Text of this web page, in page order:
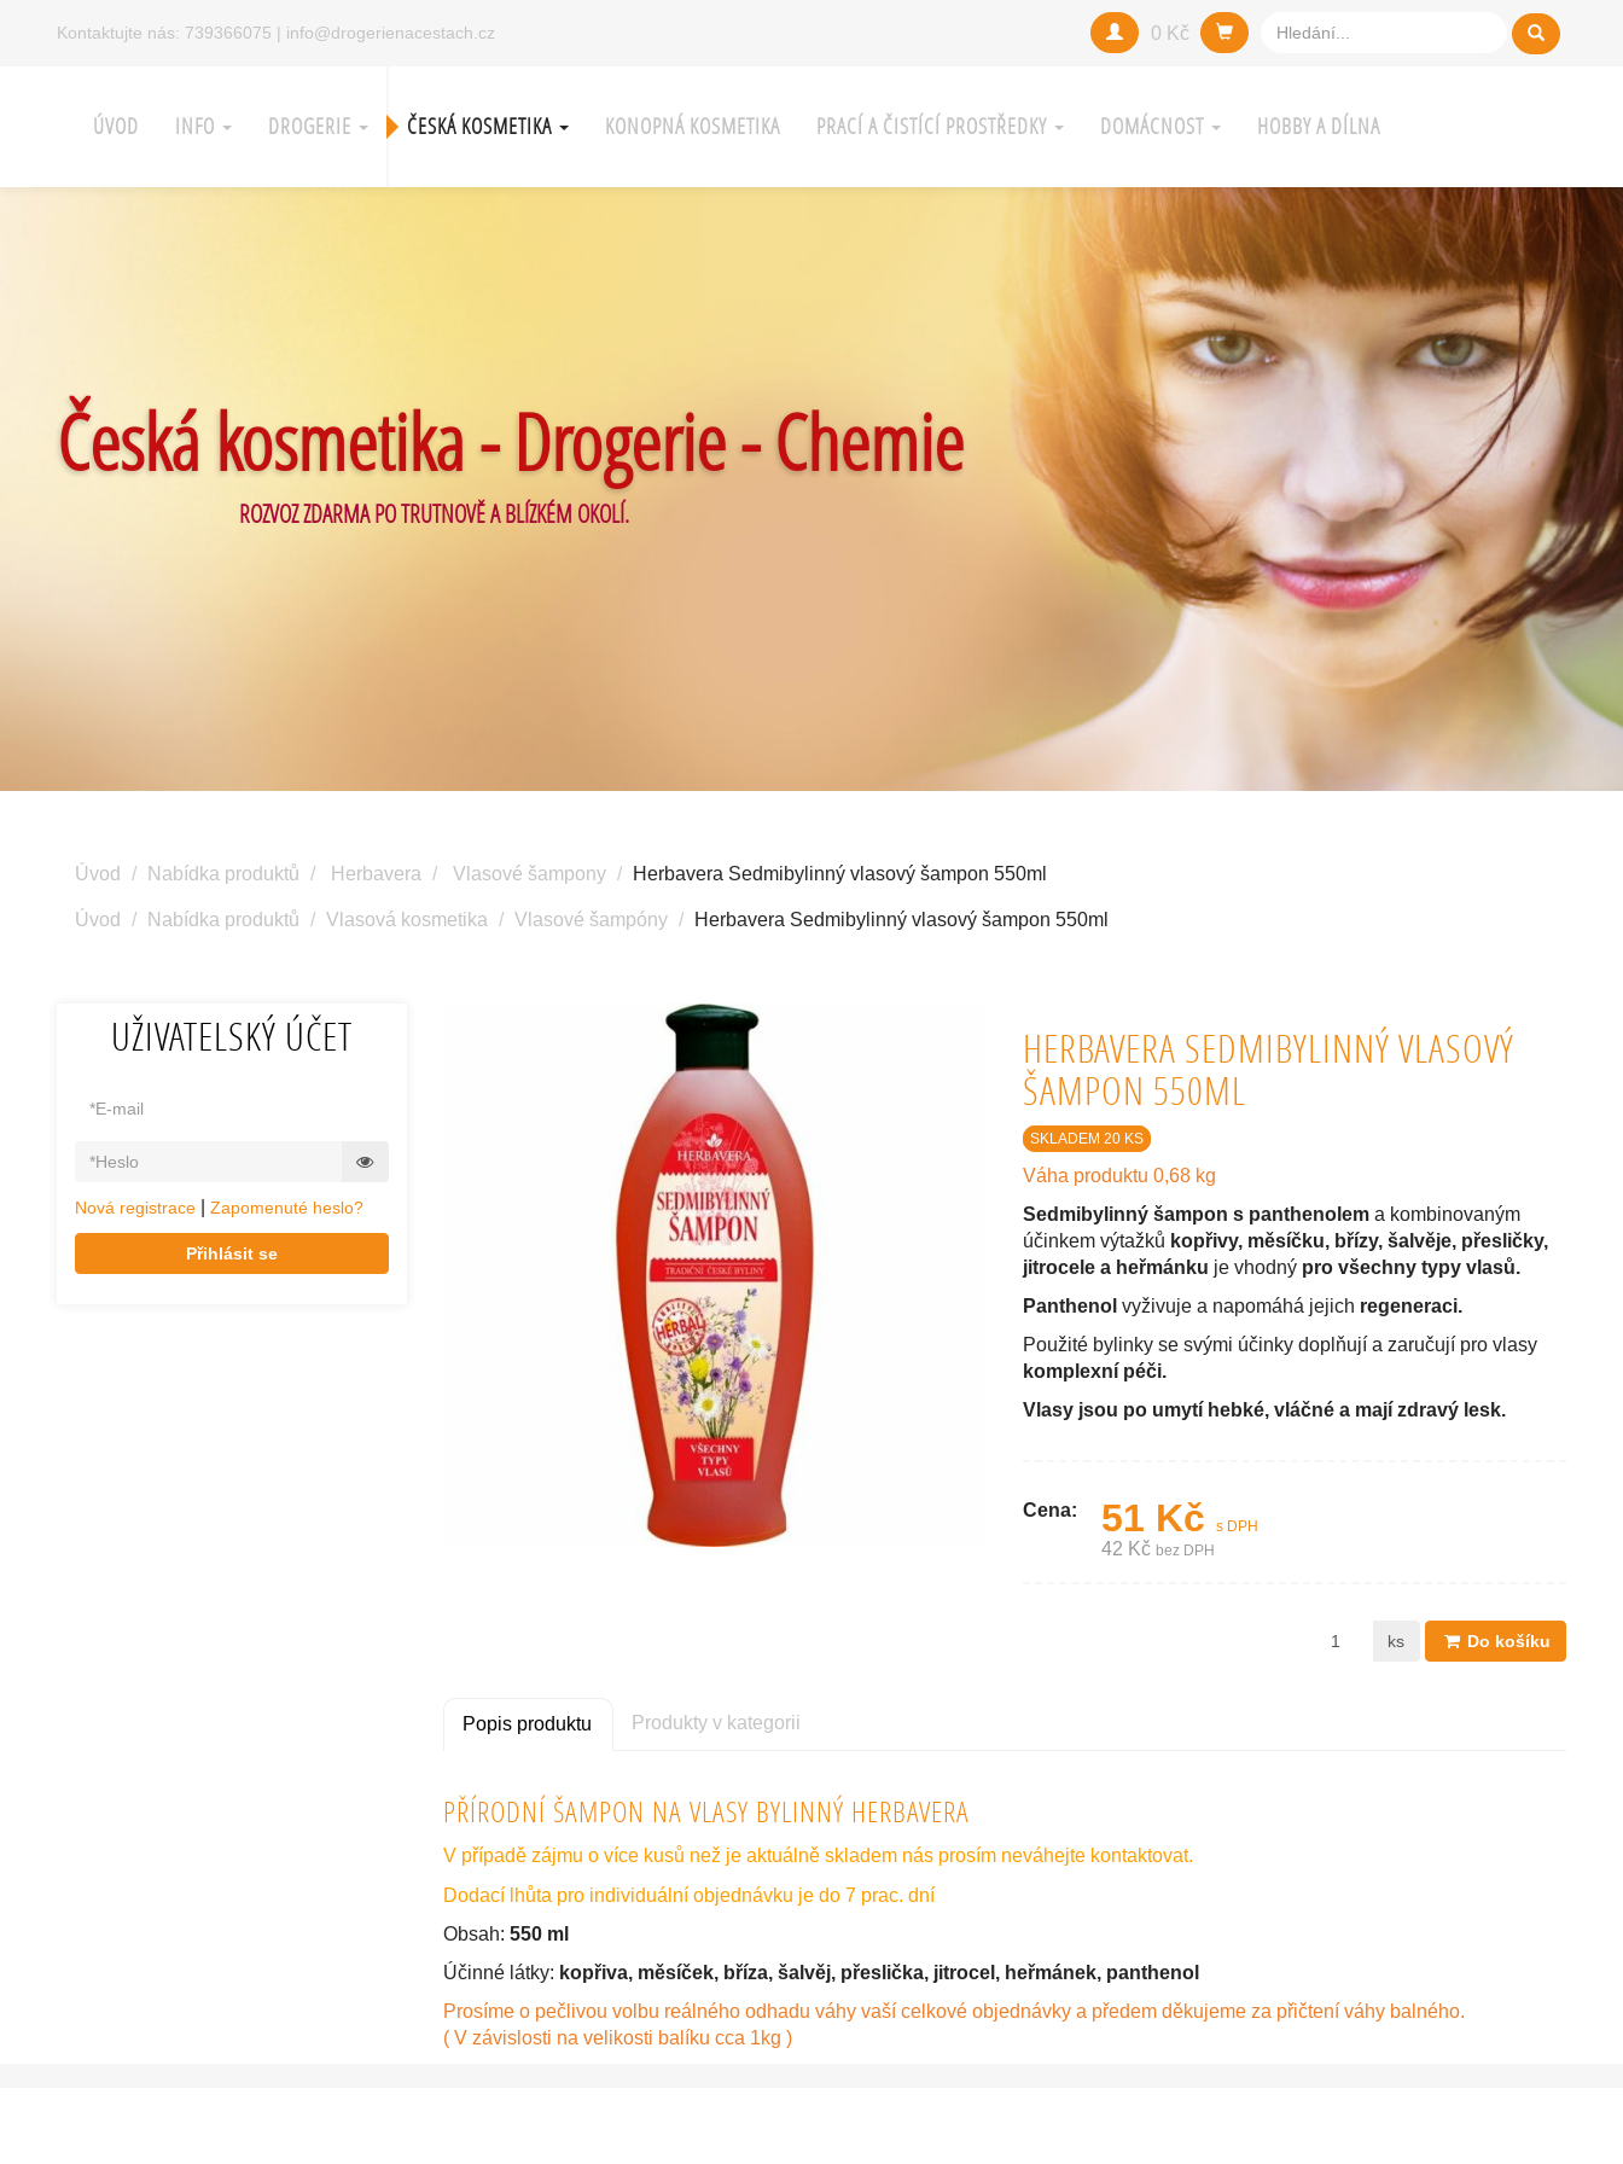
Kontaktujte nás: 739366075 | info@drogerienacestach.cz 0 Kč
ÚVOD INFO DROGERIE ČESKÁ KOSMETIKA KONOPNÁ KOSMETIKA PRACÍ A ČISTÍCÍ PROSTŘEDKY DOMÁCNOST HOBBY A DÍLNA
Česká kosmetika - Drogerie - Chemie
ROZVOZ ZDARMA PO TRUTNOVĚ A BLÍZKÉM OKOLÍ.
Úvod Nabídka produktů Herbavera Vlasové šampony Herbavera Sedmibylinný vlasový šampon 550ml
Úvod Nabídka produktů Vlasová kosmetika Vlasové šampóny Herbavera Sedmibylinný vlasový šampon 550ml
UŽIVATELSKÝ ÚČET
Nová registrace Zapomenuté heslo?
Přihlásit se
HERBAVERA SEDMIBYLINNÝ VLASOVÝ
ŠAMPON 550ML
SKLADEM 20 KS
Váha produktu 0,68 kg
Sedmibylinný šampon s panthenolem a kombinovaným
účinkem výtažků kopřivy, měsíčku, břízy, šalvěje, přesličky,
jitrocele a heřmánku je vhodný pro všechny typy vlasů.
Panthenol vyživuje a napomáhá jejich regeneraci.
Použité bylinky se svými účinky doplňují a zaručují pro vlasy
komplexní péči.
Vlasy jsou po umytí hebké, vláčné a mají zdravý lesk.
Cena: 51 Kč s DPH
42 Kč bez DPH
ks Do košíku
Popis produktu Produkty v kategorii
PŘÍRODNÍ ŠAMPON NA VLASY BYLINNÝ HERBAVERA
V případě zájmu o více kusů než je aktuálně skladem nás prosím neváhejte kontaktovat.
Dodací lhůta pro individuální objednávku je do 7 prac. dní
Obsah: 550 ml
Účinné látky: kopřiva, měsíček, bříza, šalvěj, přeslička, jitrocel, heřmánek, panthenol
Prosíme o pečlivou volbu reálného odhadu váhy vaší celkové objednávky a předem děkujeme za přičtení váhy balného.
( V závislosti na velikosti balíku cca 1kg )